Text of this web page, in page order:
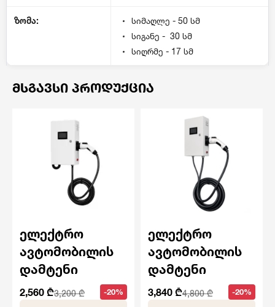
ზომა:
სიმაღლე - 50 სმ
სიგანე - 30 სმ
სიღრმე - 17 სმ
ᲛᲡᲒᲐᲕᲡᲘ ᲞᲠᲝᲓᲣᲥᲪᲘᲐ
ელექტრო
ავტომობილის
დამტენი
2,560 ₾3,200 ₾ -20%
ელექტრო
ავტომობილის
დამტენი
3,840 ₾4,800 ₾ -20%